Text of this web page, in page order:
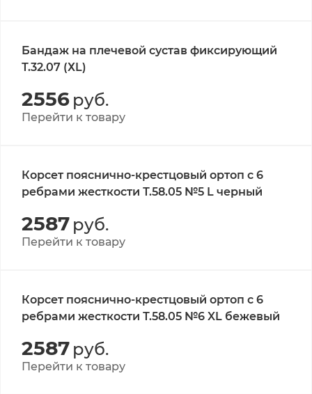
Бандаж на плечевой сустав фиксирующий
Т.32.07 (ХL)
2556 руб.
Перейти к товару
Корсет пояснично-крестцовый ортоп с 6
ребрами жесткости Т.58.05 №5 L черный
2587 руб.
Перейти к товару
Корсет пояснично-крестцовый ортоп с 6
ребрами жесткости Т.58.05 №6 XL бежевый
2587 руб.
Перейти к товару